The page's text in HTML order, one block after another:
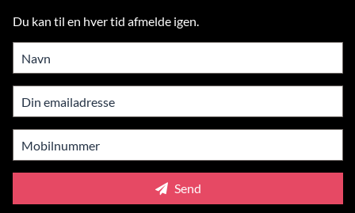
Du kan til en hver tid afmelde igen.
Send